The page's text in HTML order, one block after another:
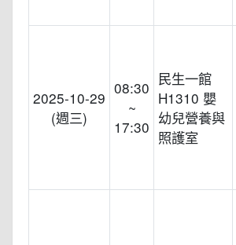
2025-10-29
(週三)
08:30
~
17:30
民生一館
H1310 嬰
幼兒營養與
照護室